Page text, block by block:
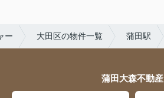
ー 大田区の物件一覧 蒲田駅
蒲田大森不動産